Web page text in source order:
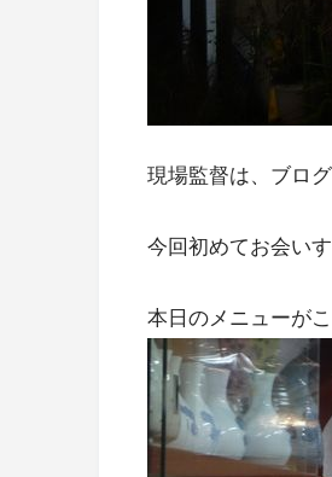
現場監督は、ブロ
今回初めてお会い
本日のメニューがこ